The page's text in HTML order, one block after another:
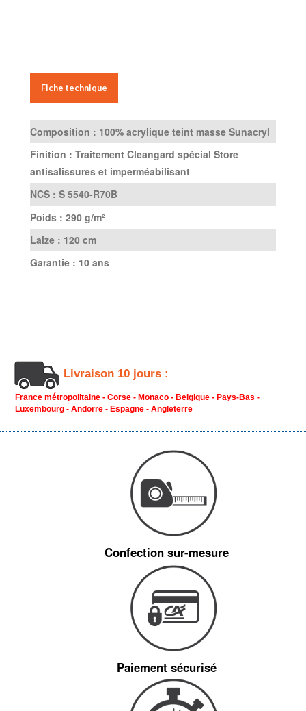
Fiche technique
Composition : 100% acrylique teint masse Sunacryl
Finition : Traitement Cleangard spécial Store
antisalissures et imperméabilisant
NCS : S 5540-R70B
Poids : 290 g/m²
Laize : 120 cm
Garantie : 10 ans
Livraison 10 jours :
France métropolitaine - Corse - Monaco - Belgique - Pays-Bas -
Luxembourg - Andorre - Espagne - Angleterre
Confection sur-mesure
Paiement sécurisé